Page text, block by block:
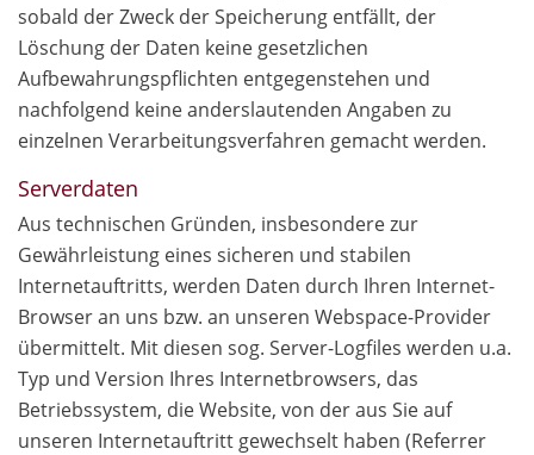
sobald der Zweck der Speicherung entfällt, der
Löschung der Daten keine gesetzlichen
Aufbewahrungspflichten entgegenstehen und
nachfolgend keine anderslautenden Angaben zu
einzelnen Verarbeitungsverfahren gemacht werden.
Serverdaten
Aus technischen Gründen, insbesondere zur
Gewährleistung eines sicheren und stabilen
Internetauftritts, werden Daten durch Ihren Internet-
Browser an uns bzw. an unseren Webspace-Provider
übermittelt. Mit diesen sog. Server-Logfiles werden u.a.
Typ und Version Ihres Internetbrowsers, das
Betriebssystem, die Website, von der aus Sie auf
unseren Internetauftritt gewechselt haben (Referrer